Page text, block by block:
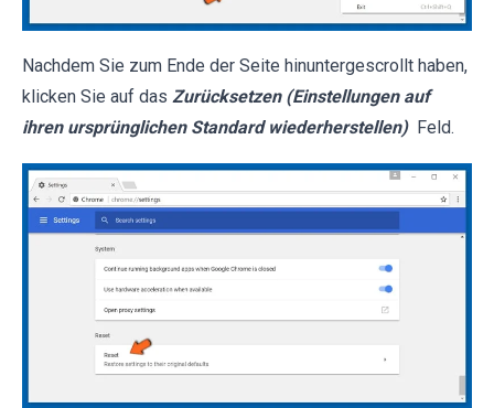
Nachdem Sie zum Ende der Seite hinuntergescrollt haben,
klicken Sie auf das Zurücksetzen (Einstellungen auf
ihren ursprünglichen Standard wiederherstellen) Feld.